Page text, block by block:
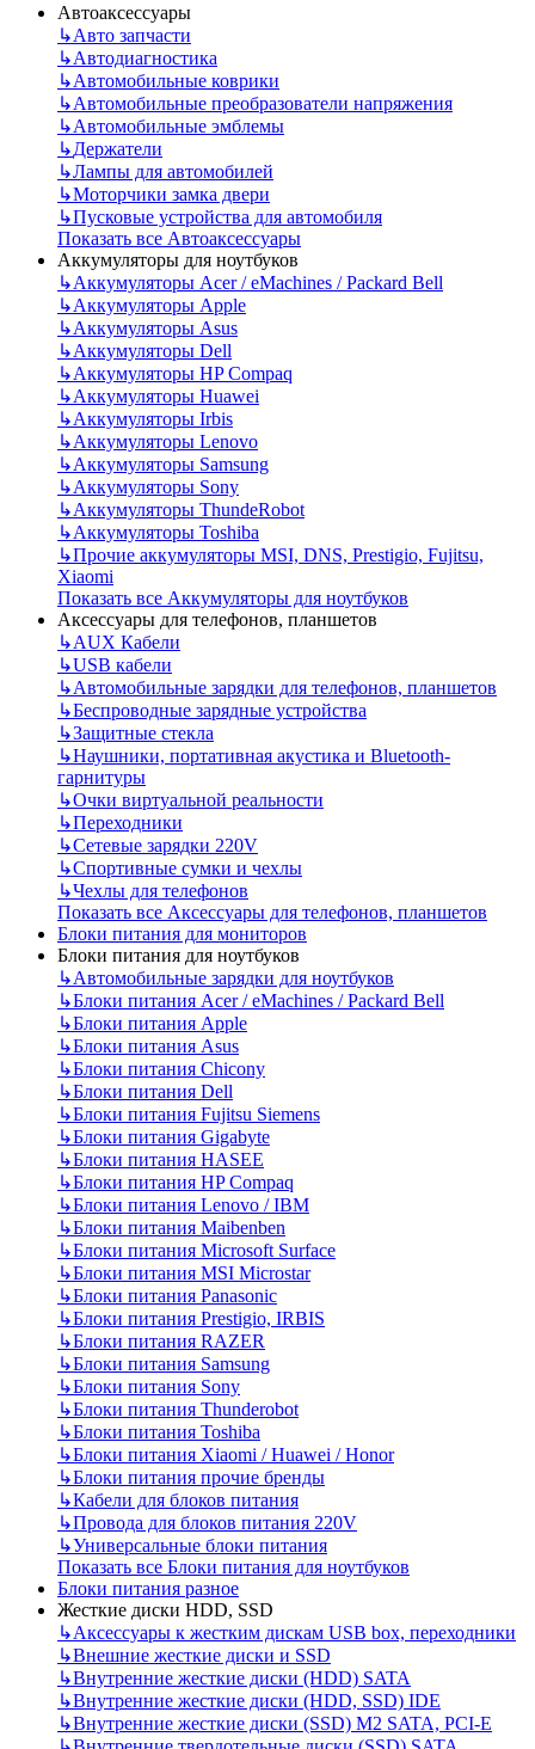
Автоаксессуары
↳Авто запчасти
↳Автодиагностика
↳Автомобильные коврики
↳Автомобильные преобразователи напряжения
↳Автомобильные эмблемы
↳Держатели
↳Лампы для автомобилей
↳Моторчики замка двери
↳Пусковые устройства для автомобиля
Показать все Автоаксессуары
Аккумуляторы для ноутбуков
↳Аккумуляторы Acer / eMachines / Packard Bell
↳Аккумуляторы Apple
↳Аккумуляторы Asus
↳Аккумуляторы Dell
↳Аккумуляторы HP Compaq
↳Аккумуляторы Huawei
↳Аккумуляторы Irbis
↳Аккумуляторы Lenovo
↳Аккумуляторы Samsung
↳Аккумуляторы Sony
↳Аккумуляторы ThundeRobot
↳Аккумуляторы Toshiba
↳Прочие аккумуляторы MSI, DNS, Prestigio, Fujitsu,
Xiaomi
Показать все Аккумуляторы для ноутбуков
Аксессуары для телефонов, планшетов
↳AUX Кабели
↳USB кабели
↳Автомобильные зарядки для телефонов, планшетов
↳Беспроводные зарядные устройства
↳Защитные стекла
↳Наушники, портативная акустика и Bluetooth-
гарнитуры
↳Очки виртуальной реальности
↳Переходники
↳Сетевые зарядки 220V
↳Спортивные сумки и чехлы
↳Чехлы для телефонов
Показать все Аксессуары для телефонов, планшетов
Блоки питания для мониторов
Блоки питания для ноутбуков
↳Автомобильные зарядки для ноутбуков
↳Блоки питания Acer / eMachines / Packard Bell
↳Блоки питания Apple
↳Блоки питания Asus
↳Блоки питания Chicony
↳Блоки питания Dell
↳Блоки питания Fujitsu Siemens
↳Блоки питания Gigabyte
↳Блоки питания HASEE
↳Блоки питания HP Compaq
↳Блоки питания Lenovo / IBM
↳Блоки питания Maibenben
↳Блоки питания Microsoft Surface
↳Блоки питания MSI Microstar
↳Блоки питания Panasonic
↳Блоки питания Prestigio, IRBIS
↳Блоки питания RAZER
↳Блоки питания Samsung
↳Блоки питания Sony
↳Блоки питания Thunderobot
↳Блоки питания Toshiba
↳Блоки питания Xiaomi / Huawei / Honor
↳Блоки питания прочие бренды
↳Кабели для блоков питания
↳Провода для блоков питания 220V
↳Универсальные блоки питания
Показать все Блоки питания для ноутбуков
Блоки питания разное
Жесткие диски HDD, SSD
↳Аксессуары к жестким дискам USB box, переходники
↳Внешние жесткие диски и SSD
↳Внутренние жесткие диски (HDD) SATA
↳Внутренние жесткие диски (HDD, SSD) IDE
↳Внутренние жесткие диски (SSD) M2 SATA, PCI-E